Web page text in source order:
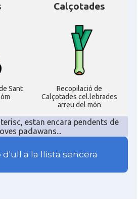
Sant
Calçotades
Recopilació de
Calçotades cel.lebrades
arreu del món
estan encara pendents de
padawans...
d'ull a la llista sencera